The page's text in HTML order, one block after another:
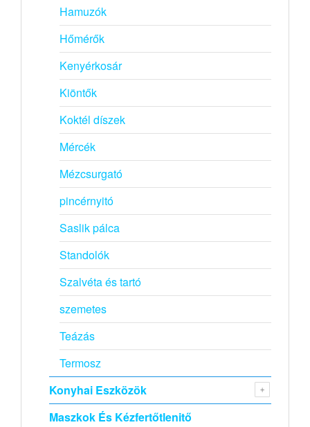
Hamuzók
Hőmérők
Kenyérkosár
Kiöntők
Koktél díszek
Mércék
Mézcsurgató
pincérnyitó
Saslik pálca
Standolók
Szalvéta és tartó
szemetes
Teázás
Termosz
Konyhai Eszközök
Maszkok És Kézfertőtlenitő